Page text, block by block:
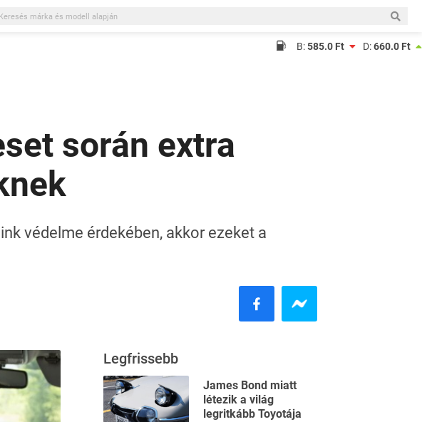
B:585.0 Ft D:660.0 Ft
során extra
védelme érdekében, akkor ezeket a
Legfrissebb
James Bond miatt
létezik a világ
legritkább Toyotája